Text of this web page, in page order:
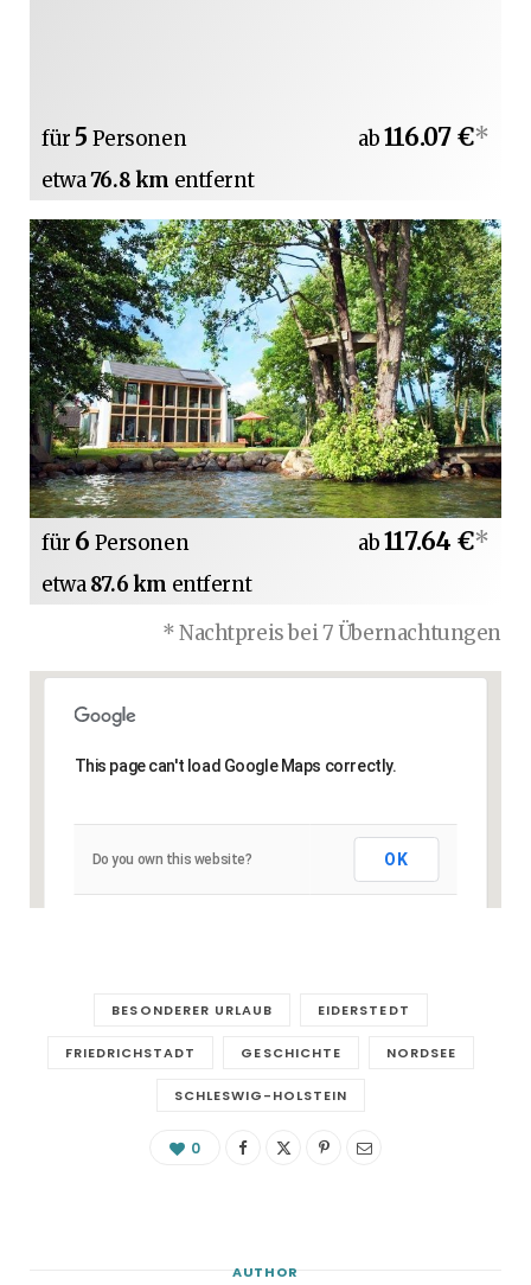
für 5 Personen
etwa76.8 km entfernt
ab116.07 €*
für 6 Personen
etwa87.6 km entfernt
ab117.64 €*
* Nachtpreis bei 7 Übernachtungen
This page can't load Google Maps correctly.
Do you own this website? OK
BESONDERER URLAUB EIDERSTEDT
FRIEDRICHSTADT GESCHICHTE NORDSEE
SCHLESWIG-HOLSTEIN
0
AUTHOR